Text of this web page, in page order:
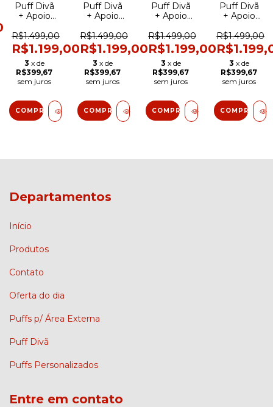
Puff Divã
+ Apoio
pés -
Suede
Verde
R$1.499,00
R$1.199,00
3 x de
R$399,67
sem juros
Puff Divã
+ Apoio
pés -
Suede
Terra Cota
R$1.499,00
R$1.199,00
3 x de
R$399,67
sem juros
Puff Divã
+ Apoio
pés -
Suede
Marrom
R$1.499,00
R$1.199,00
3 x de
R$399,67
sem juros
Puff Divã
+ Apoio
pés -
Suede
Preto
R$1.499,00
3 x de
R$399,67
sem juros
Departamentos
Início
Produtos
Contato
Oferta do dia
Puffs p/ Área Externa
Puff Divã
Puffs Personalizados
Entre em contato